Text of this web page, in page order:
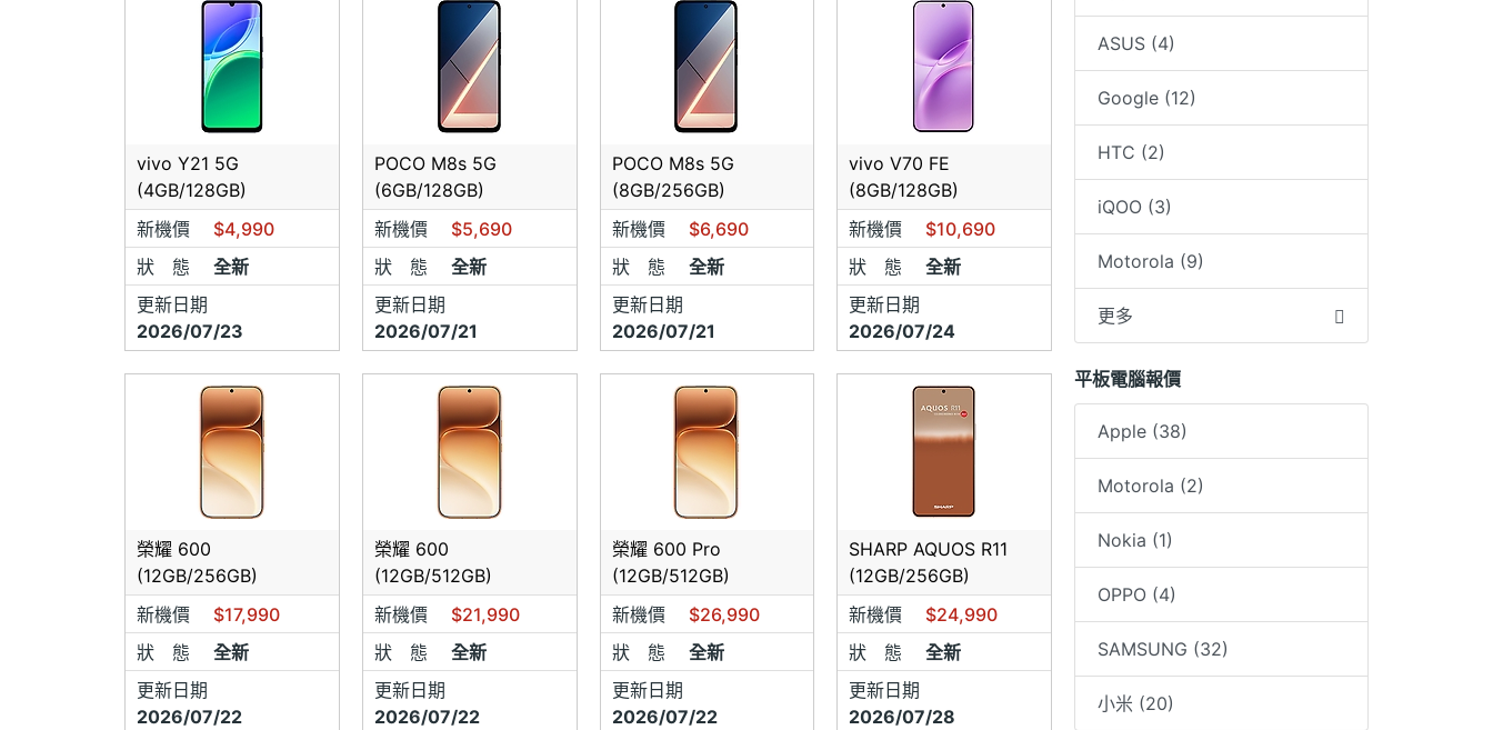
vivo Y21 5G
(4GB/128GB)
新機價
$4,990
狀 態
全新
更新日期
2026/07/23
POCO M8s 5G
(6GB/128GB)
新機價
$5,690
狀 態
全新
更新日期
2026/07/21
POCO M8s 5G
(8GB/256GB)
新機價
$6,690
狀 態
全新
更新日期
2026/07/21
vivo V70 FE
(8GB/128GB)
新機價
$10,690
狀 態
全新
更新日期
2026/07/24
榮耀 600
(12GB/256GB)
新機價
$17,990
狀 態
全新
更新日期
2026/07/22
榮耀 600
(12GB/512GB)
新機價
$21,990
狀 態
全新
更新日期
2026/07/22
榮耀 600 Pro
(12GB/512GB)
新機價
$26,990
狀 態
全新
更新日期
2026/07/22
SHARP AQUOS R11
(12GB/256GB)
新機價
$24,990
狀 態
全新
更新日期
2026/07/28
ASUS (4)
Google (12)
HTC (2)
iQOO (3)
Motorola (9)
更多
平板電腦報價
Apple (38)
Motorola (2)
Nokia (1)
OPPO (4)
SAMSUNG (32)
小米 (20)